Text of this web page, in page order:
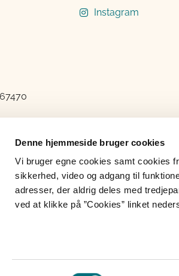
Denne hjemmeside bruger cookies
Vi bruger egne cookies samt cookies
sikkerhed, video og adgang til
adresser, der aldrig deles med
ved at klikke på ”Cookies” linket
– 15.00
Instagram